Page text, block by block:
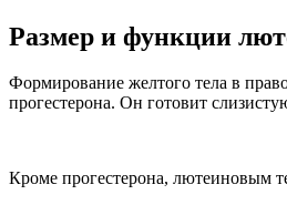
Размер и функции
Формирование желтого тела в
прогестерона. Он готовит
Кроме прогестерона, лютеиновым